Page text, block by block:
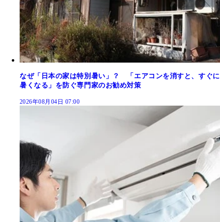
なぜ「日本の家は特別暑い」？ 「エアコンを消すと、すぐに
暑くなる」を防ぐ専門家のお勧め対策
2026年08月04日 07:00